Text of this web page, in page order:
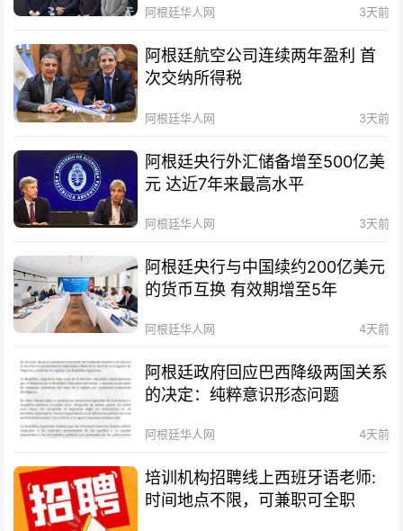
阿根廷华人网 3天前
阿根廷航空公司连续两年盈利 首
次交纳所得税
阿根廷华人网 3天前
阿根廷央行外汇储备增至500亿美
元 达近7年来最高水平
阿根廷华人网 3天前
阿根廷央行与中国续约200亿美元
的货币互换 有效期增至5年
阿根廷华人网 4天前
阿根廷政府回应巴西降级两国关系
的决定：纯粹意识形态问题
阿根廷华人网 4天前
培训机构招聘线上西班牙语老师:
时间地点不限，可兼职可全职